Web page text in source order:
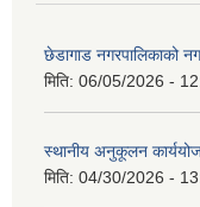
छेडागाड नगरपालिकाको
मिति: 06/05/2026 -
स्थानीय अनुकूलन
मिति: 04/30/2026 -